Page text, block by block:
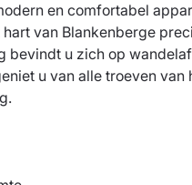
en comfortabel
van Blankenberge
bevindt u zich op
u van alle troeven